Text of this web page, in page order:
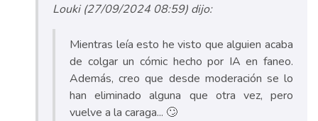
Louki (27/09/2024 08:59) dijo:
Mientras leía esto he visto que alguien acaba
de colgar un cómic hecho por IA en faneo.
Además, creo que desde moderación se lo
han eliminado alguna que otra vez, pero
vuelve a la caraga... 🙄